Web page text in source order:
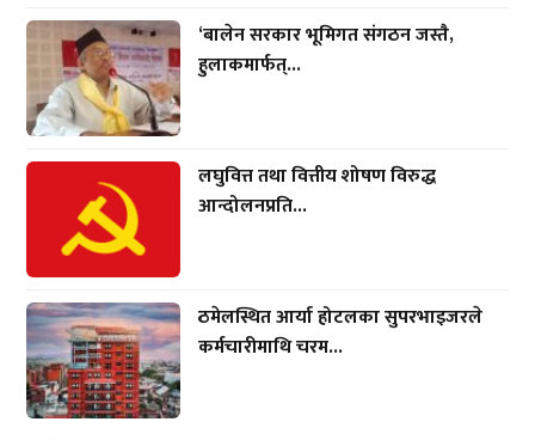
‘बालेन सरकार भूमिगत संगठन जस्तै,
हुलाकमार्फत्...
लघुवित्त तथा वित्तीय शोषण विरुद्ध
आन्दोलनप्रति...
ठमेलस्थित आर्या होटलका सुपरभाइजरले
कर्मचारीमाथि चरम...